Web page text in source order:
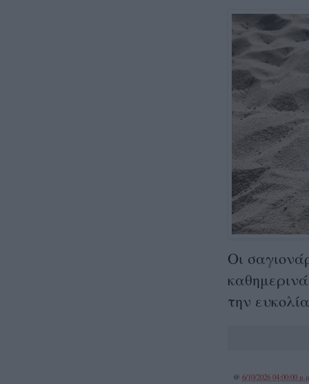
Οι
την
@ 6/10/2026 04:00:00